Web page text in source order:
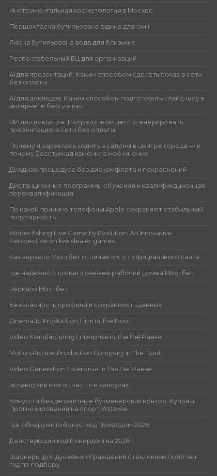
Инструментальная косметология в Москве
Першокласна бутильована рідина для сім’ї
Якісна бутильована вода для близьких
Респектабельный БЦ для организаций
AI для презентаций: Каким способом сделать показ в сети
без оплаты
AI для докладов: Каким способом подготовить слайд-шоу в
интернете бесплатно
ИИ для докладов: Посредством чего сгенерировать
презентацию в сети без оплаты
Почему я зареклась ходить в салоны в центре города — и
почему Бесстыжая изменила моё мнение
Диодная процедура без дискомфорта и покраснений
Дистанционные программы обучения и квалификационная
переквалификация
По какой причине телефоны Apple сохраняют стабильный
популярность
Winter fishing Live Game by Evolution: An Innovative
Perspective on live dealer games
Как зеркало Мостбет отличается от официального сайта
Где надёжно отыскать свежее рабочий домен Мостбет
Зеркало Мостбет
Безопасность профиля и сохранность данных
Cinematic Production Firm in The Boot
Video Manufacturing Enterprise in The Bel Paese
Motion Picture Production Company in The Boot
Video Generation Enterprise in The Bel Paese
исландский мох от кашля в капсулах
Бонусы и бездепозитные букмекерских контор. Купоны.
Прогнозирования на спорт Wstavke
Где обнаружить бонус-код Покердом 2026
Действующий код Покердом на 2026 г.
Шарниры для душевых ограждений стеклянных полотен:
гид по подбору